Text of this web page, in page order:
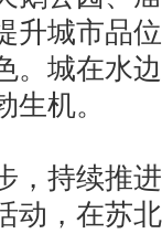
升城市品
。城在水
机。
持续推进
动，在苏